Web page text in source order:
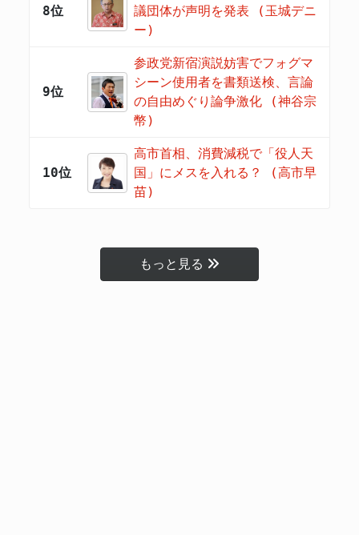
8位
議団体が声明を発表 (玉城デニ
ー)
9位
参政党新宿演説妨害でフォグマ
シーン使用者を書類送検、言論
の自由めぐり論争激化 (神谷宗
幣)
10位
高市首相、消費減税で「役人天
国」にメスを入れる？ (高市早
苗)
もっと見る